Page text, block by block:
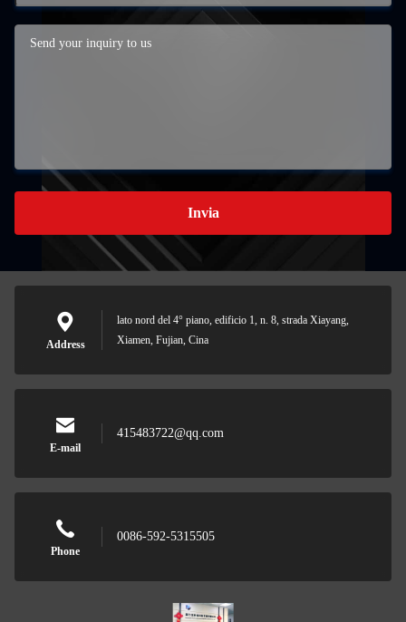
Invia
Address
lato nord del 4° piano, edificio 1, n. 8, strada Xiayang,
Xiamen, Fujian, Cina
E-mail
415483722@qq.com
Phone
0086-592-5315505